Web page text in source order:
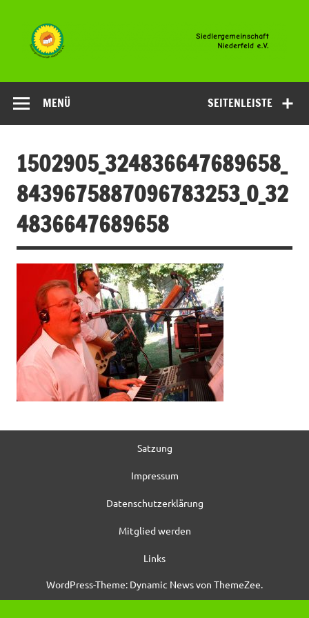
springen
Niederfeld
SEITENLEISTE
MENÜ
1502905_324836647689658_
8439675887096783253_O_32
4836647689658
Satzung
Impressum
Datenschutzerklärung
Mitglied werden
Links
WordPress-Theme: Dynamic News von ThemeZee.